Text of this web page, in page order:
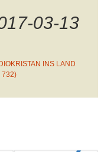
03-13
INS LAND
732)